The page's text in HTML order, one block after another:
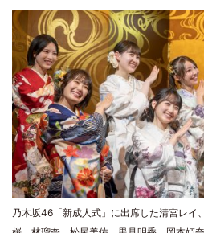
乃木坂46「新成人式」に出席した清宮レイ